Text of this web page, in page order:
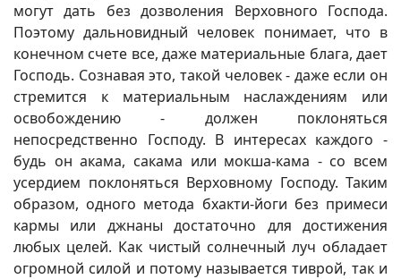
могут дать без дозволения Верховного Господа.
Поэтому дальновидный человек понимает, что в
конечном счете все, даже материальные блага, дает
Господь. Сознавая это, такой человек - даже если он
стремится к материальным наслаждениям или
освобождению - должен поклоняться
непосредственно Господу. В интересах каждого -
будь он акама, сакама или мокша-кама - со всем
усердием поклоняться Верховному Господу. Таким
образом, одного метода бхакти-йоги без примеси
кармы или джнаны достаточно для достижения
любых целей. Как чистый солнечный луч обладает
огромной силой и потому называется тиврой, так и